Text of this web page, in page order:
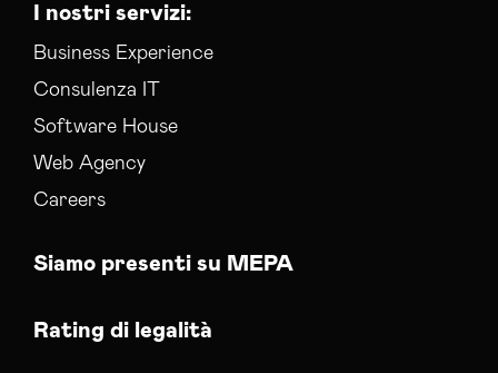
I nostri servizi:
Business Experience
Consulenza IT
Software House
Web Agency
Careers
Siamo presenti su MEPA
Rating di legalità